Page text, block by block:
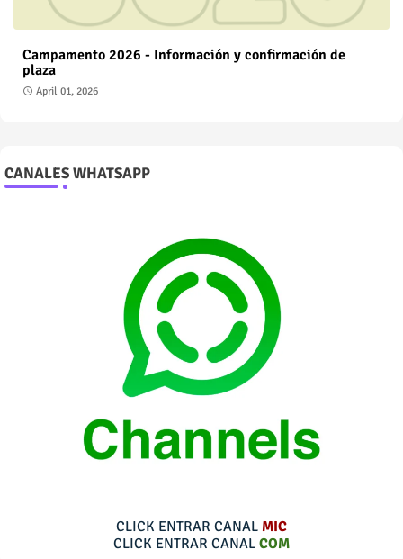
Campamento 2026 - Información y confirmación de
plaza
April 01, 2026
CANALES WHATSAPP
CLICK ENTRAR CANAL MIC
CLICK ENTRAR CANAL COM